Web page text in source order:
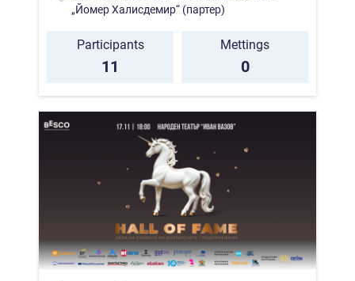
„Йомер Халисдемир“ (партер)
Participants
11
Mettings
0